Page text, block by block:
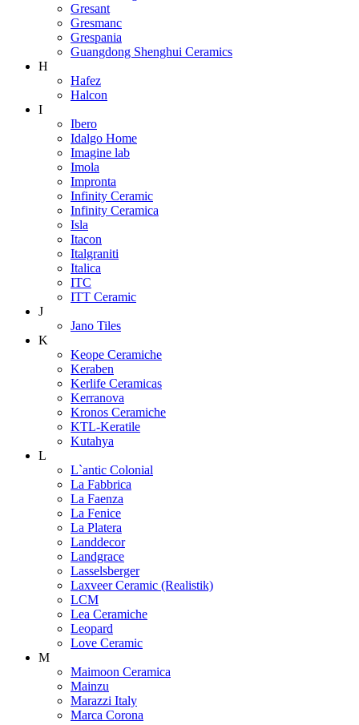
Gresant
Gresmanc
Grespania
Guangdong Shenghui Ceramics
H
Hafez
Halcon
I
Ibero
Idalgo Home
Imagine lab
Imola
Impronta
Infinity Ceramic
Infinity Ceramica
Isla
Itacon
Italgraniti
Italica
ITC
ITT Ceramic
J
Jano Tiles
K
Keope Ceramiche
Keraben
Kerlife Ceramicas
Kerranova
Kronos Ceramiche
KTL-Keratile
Kutahya
L
L`antic Colonial
La Fabbrica
La Faenza
La Fenice
La Platera
Landdecor
Landgrace
Lasselsberger
Laxveer Ceramic (Realistik)
LCM
Lea Ceramiche
Leopard
Love Ceramic
M
Maimoon Ceramica
Mainzu
Marazzi Italy
Marca Corona